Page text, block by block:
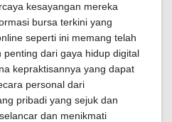
kesayangan mereka
bursa terkini yang
seperti ini memang telah
penting dari gaya hidup digital
kepraktisannya yang dapat
personal dari
pribadi yang sejuk dan
dan menikmati